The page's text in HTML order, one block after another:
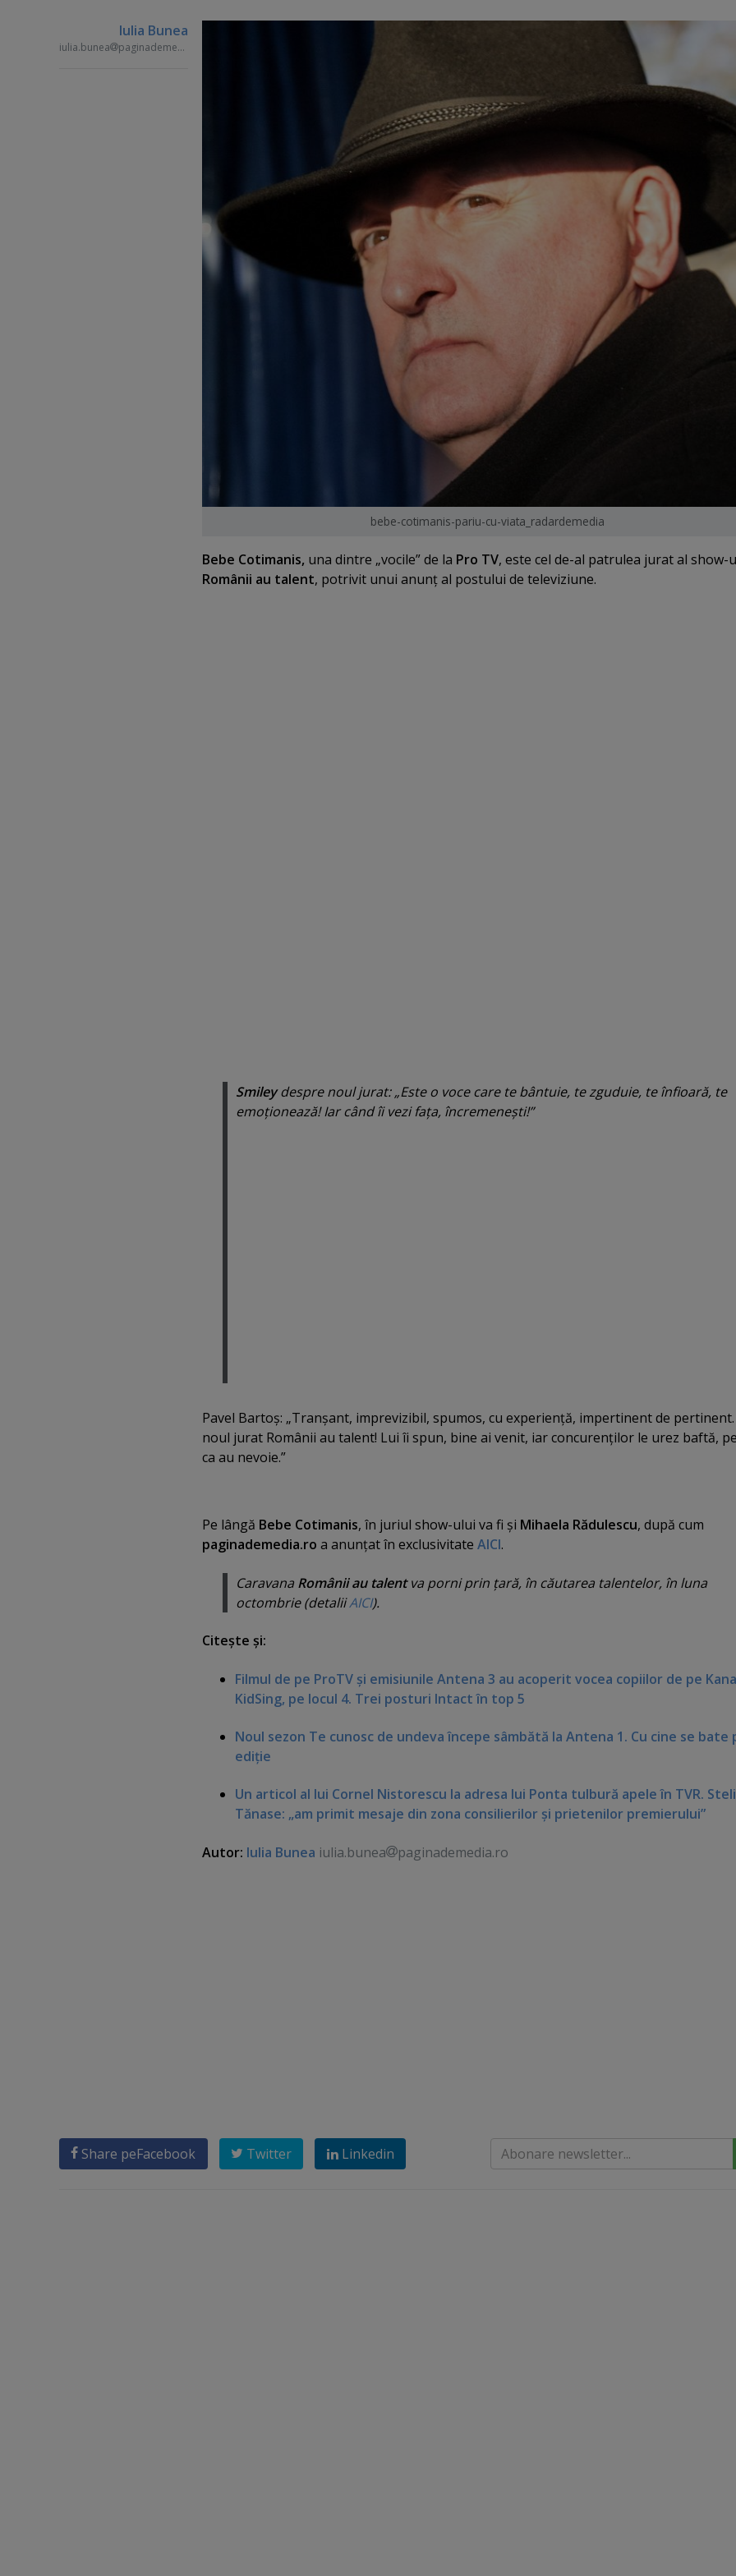
Iulia Bunea
iulia.bunea paginademedia.ro
bebe-cotimanis-pariu-cu-viata_radardemedia
Bebe Cotimanis, una dintre „vocile” de la Pro TV, este cel de-al patrulea jurat al show-
Românii au talent, potrivit unui anunţ al postului de televiziune.
Smileydespre noul jurat: „Este o voce care te bântuie, te zguduie, te înfioară, te
emoţionează! Iar când îi vezi faţa, încremeneşti!”
Pavel Bartoş: „Tranşant, imprevizibil, spumos, cu experienţă, impertinent de
noul jurat Românii au talent! Lui îi spun, bine ai venit, iar concurenţilor le urez baftă,
ca au nevoie.”
Pe lângă Bebe Cotimanis, în juriul show-ului va fi şi Mihaela Rădulescu, după cum
paginademedia.ro a anunţat în exclusivitate AICI.
Caravana Românii au talentva porni prin ţară, în căutarea talentelor, în luna
octombrie (detaliiAICI).
Citeşte şi:
Filmul de pe ProTV şi emisiunile Antena 3 au acoperit vocea copiilor de pe
KidSing, pe locul 4. Trei posturi Intact în top 5
Noul sezon Te cunosc de undeva începe sâmbătă la Antena 1. Cu cine se bate
ediţie
Un articol al lui Cornel Nistorescu la adresa lui Ponta tulbură apele în TVR.
Tănase: „am primit mesaje din zona consilierilor şi prietenilor premierului”
Autor: Iulia Bunea iulia.bunea paginademedia.ro
Share peFacebook Twitter Linkedin